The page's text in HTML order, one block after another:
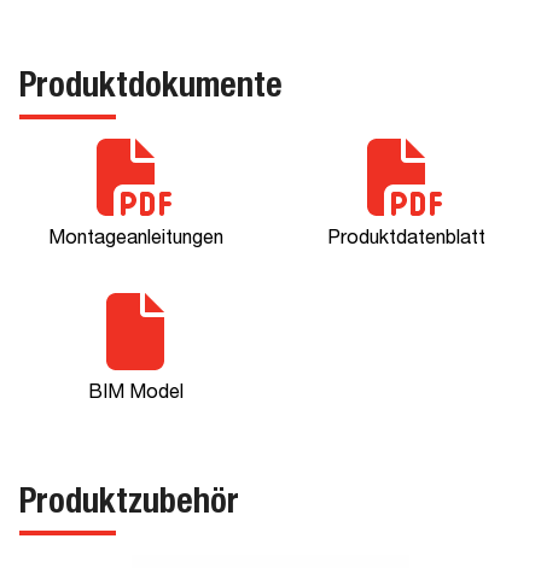
Produktdokumente
Montageanleitungen Produktdatenblatt
BIM Model
Produktzubehör